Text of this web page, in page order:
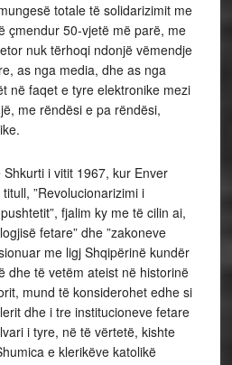
totale të solidarizimit me
çmendur 50-vjetë më parë, me
nuk tërhoqi ndonjë vëmendje
as nga media, dhe as nga
në faqet e tyre elektronike mezi
me rëndësi e pa rëndësi,
i vitit 1967, kur Enver
”Revolucionarizimi i
fjalim ky me të cilin ai,
fetare” dhe ”zakoneve
me ligj Shqipërinë kundër
dhe të vetëm ateist në historinë
mund të konsiderohet edhe si
dhe i tre institucioneve fetare
i tyre, në të vërtetë, kishte
e klerikëve katolikë